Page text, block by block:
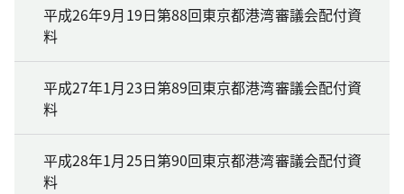
平成26年9月19日第88回東京都港湾審議会配付資
料
平成27年1月23日第89回東京都港湾審議会配付資
料
平成28年1月25日第90回東京都港湾審議会配付資
料